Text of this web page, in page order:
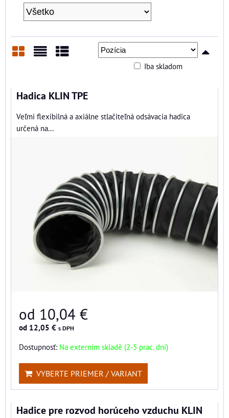
Iba skladom
Hadica KLIN TPE
Veľmi flexibilná a axiálne stlačiteľná odsávacia hadica
určená na...
od 10,04 €
od 12,05 € s DPH
Dostupnosť: Na externím skladě (2-5 prac. dní)
VYBERTE PRIEMER / VARIANT
Hadice pre rozvod horúceho vzduchu KLIN